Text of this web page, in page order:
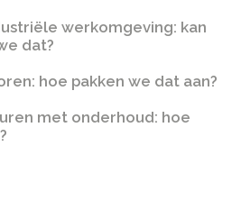
werkomgeving: kan
dat?
hoe pakken we dat aan?
met onderhoud: hoe